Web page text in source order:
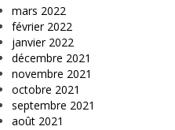
mars 2022
février 2022
janvier 2022
décembre 2021
novembre 2021
octobre 2021
septembre 2021
août 2021